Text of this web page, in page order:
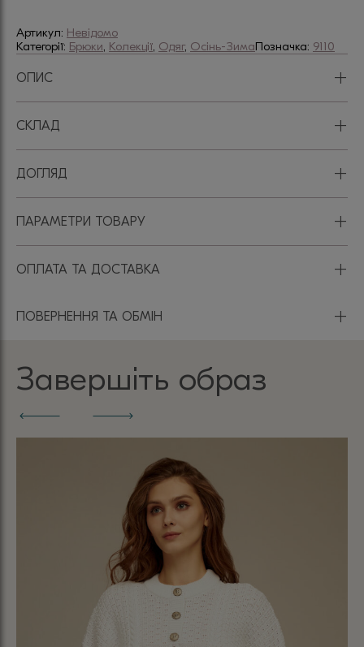
Артикул: Невідомо
Категорії: Брюки, Колекції, Одяг, Осінь-ЗимаПозначка: 9110
ОПИС +
СКЛАД +
ДОГЛЯД +
ПАРАМЕТРИ ТОВАРУ +
ОПЛАТА ТА ДОСТАВКА +
ПОВЕРНЕННЯ ТА ОБМІН +
Завершіть образ